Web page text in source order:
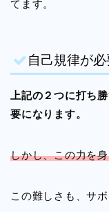
てます。
自己規律が
上記の２つに打ち
要になります。
しかし、この力を
この難しさも、サ